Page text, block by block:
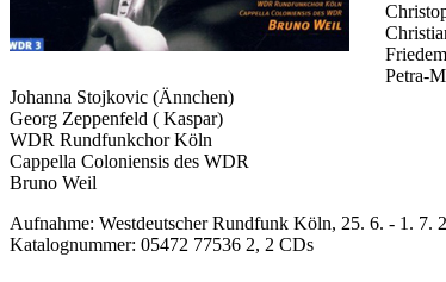
Petra-
Johanna Stojkovic (Ännchen)
Georg Zeppenfeld ( Kaspar)
WDR Rundfunkchor Köln
Cappella Coloniensis des WDR
Bruno Weil
Aufnahme: Westdeutscher Rundfunk Köln, 25. 6. - 1. 7.
Katalognummer: 05472 77536 2, 2 CDs